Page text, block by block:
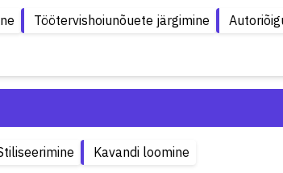
Töötervishoiunõuete järgimine
Kavandi loomine